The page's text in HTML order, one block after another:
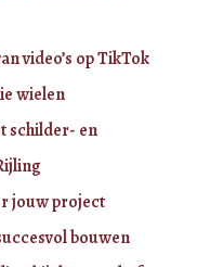
video’s op TikTok
wielen
schilder- en
jouw project
bouwen